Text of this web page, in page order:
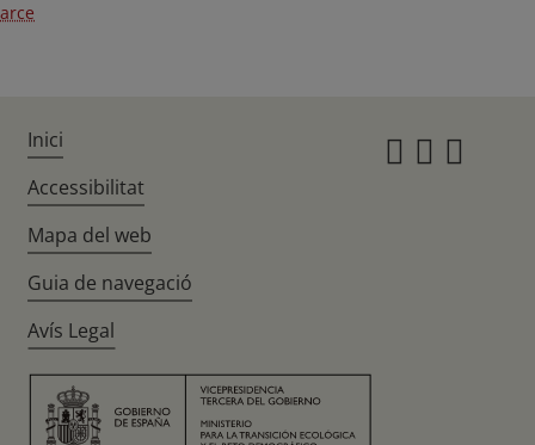
arce
Inici
Accessibilitat
Mapa del web
Guia de navegació
Avís Legal